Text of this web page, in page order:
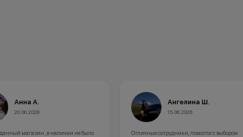
Отличные сотрудники, помогли с выбором
Купили телефон в